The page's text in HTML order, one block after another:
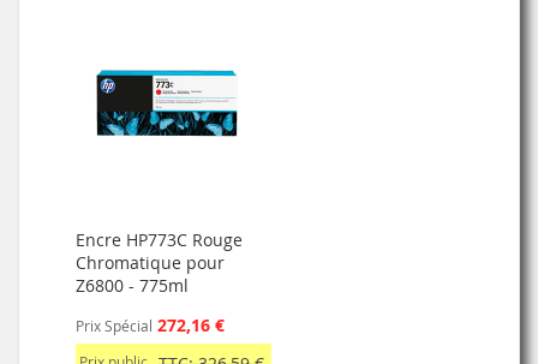
Encre HP773C Rouge
Chromatique pour
Z6800 - 775ml
Prix Spécial 272,16 €